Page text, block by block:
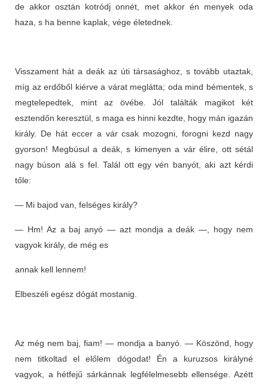
de akkor osztán kotródj onnét, met akkor én menyek oda
haza, s ha benne kaplak, vége életednek.
Visszament hát a deák az úti társasághoz, s tovább utaztak,
míg az erdőből kiérve a várat meglátta; oda mind bémentek, s
megtelepedtek, mint az övébe. Jól találták magikot két
esztendőn keresztül, s maga es hinni kezdte, hogy mán igazán
király. De hát eccer a vár csak mozogni, forogni kezd nagy
gyorson! Megbúsul a deák, s kimenyen a vár élire, ott sétál
nagy búson alá s fel. Talál ott egy vén banyót, aki azt kérdi
tőle:
— Mi bajod van, felséges király?
— Hm! Az a baj anyó — azt mondja a deák —, hogy nem
vagyok király, de még es
annak kell lennem!
Elbeszéli egész dógát mostanig.
Az még nem baj, fiam! — mondja a banyó. — Köszönd, hogy
nem titkoltad el előlem dógodat! Én a kuruzsos királyné
vagyok, a hétfejű sárkánnak legfélelmesebb ellensége. Azétt